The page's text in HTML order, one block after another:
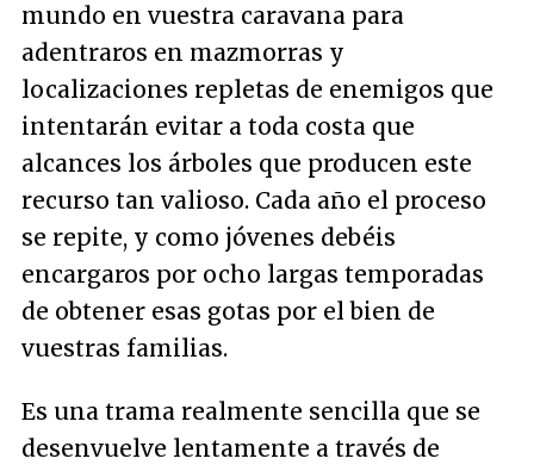
mundo en vuestra caravana para
adentraros en mazmorras y
localizaciones repletas de enemigos que
intentarán evitar a toda costa que
alcances los árboles que producen este
recurso tan valioso. Cada año el proceso
se repite, y como jóvenes debéis
encargaros por ocho largas temporadas
de obtener esas gotas por el bien de
vuestras familias.
Es una trama realmente sencilla que se
desenvuelve lentamente a través de